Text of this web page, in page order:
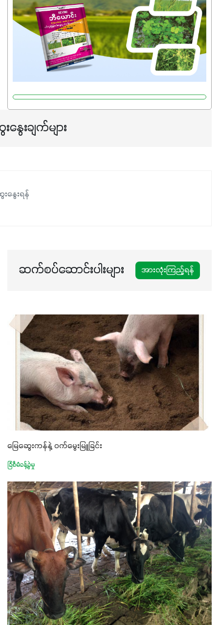
နွေးချက်များ
နွေးရန်
ဆက်စပ်ဆောင်းပါးများ အားလုံးကြည့်ရန်
မြေဆွေးကန်နဲ့ ဝက်မွေးမြူခြင်း
ခြံစီမံခန့်ခွဲမှု